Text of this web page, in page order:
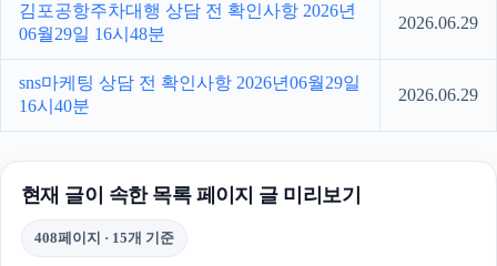
김포공항주차대행 상담 전 확인사항 2026년
06월29일 16시48분
2026.06.29
sns마케팅 상담 전 확인사항 2026년06월29일
16시40분
2026.06.29
현재 글이 속한 목록 페이지 글 미리보기
408페이지 · 15개 기준